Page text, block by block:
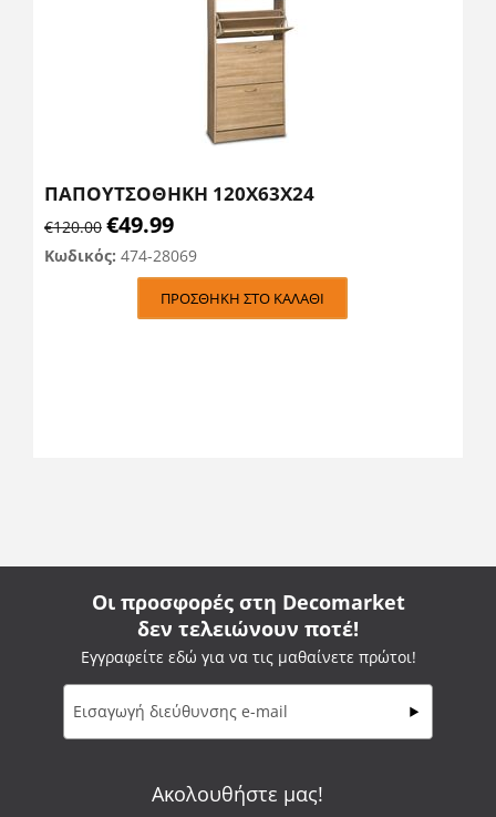
ΠΑΠΟΥΤΣΟΘΗΚΗ 120Χ63Χ24
€120.00 €49.99
Κωδικός: 474-28069
ΠΡΟΣΘΉΚΗ ΣΤΟ ΚΑΛΆΘΙ
Οι προσφορές στη Decomarket
δεν τελειώνουν ποτέ!
Εγγραφείτε εδώ για να τις μαθαίνετε πρώτοι!
Ακολουθήστε μας!